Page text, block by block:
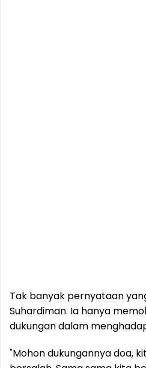
Tak banyak pernyataan
Suhardiman. Ia hanya
dukungan dalam
"Mohon dukungannya doa,